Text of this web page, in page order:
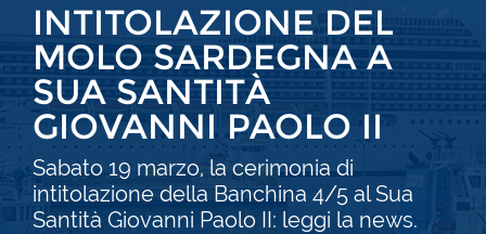
INTITOLAZIONE DEL
MOLO SARDEGNA A
SUA SANTITÀ
GIOVANNI PAOLO II
Sabato 19 marzo, la cerimonia di
intitolazione della Banchina 4/5 al Sua
Santità Giovanni Paolo II: leggi la news.